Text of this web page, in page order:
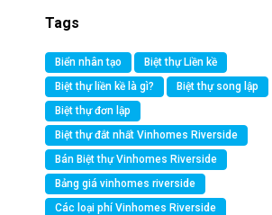
Tags
Biển nhân tạo
Biệt thự Liền kề
Biệt thự liền kề là gì?
Biệt thự song lập
Biệt thự đơn lập
Biệt thự đắt nhất Vinhomes Riverside
Bán Biệt thự Vinhomes Riverside
Bảng giá vinhomes riverside
Các loại phí Vinhomes Riverside